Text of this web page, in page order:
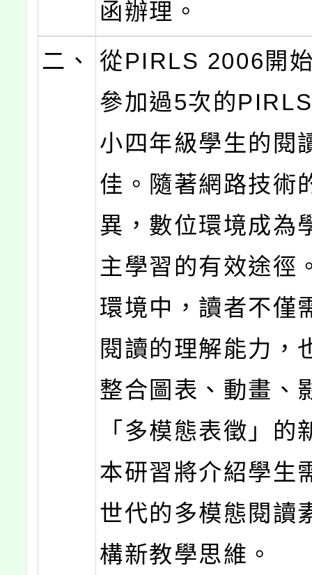
函辦理。
二、
從PIRLS 2006開
參加過5次的
小四年級學生的閱
佳。隨著網路技術
異，數位環境成為
主學習的有效途徑
環境中，讀者不僅
閱讀的理解能力，
整合圖表、動畫、
「多模態表徵」的
本研習將介紹學生
世代的多模態閱讀
構新教學思維。